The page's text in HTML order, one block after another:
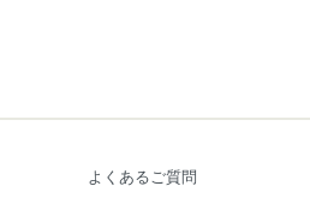
よくあるご質問